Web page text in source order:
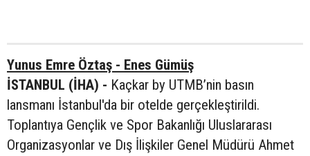
Yunus Emre Öztaş - Enes Gümüş
İSTANBUL (İHA) - Kaçkar by UTMB’nin basın
lansmanı İstanbul'da bir otelde gerçekleştirildi.
Toplantıya Gençlik ve Spor Bakanlığı Uluslararası
Organizasyonlar ve Dış İlişkiler Genel Müdürü Ahmet